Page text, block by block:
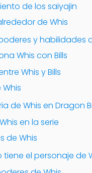
de los saiyajin
de Whis
y habilidades
Whis con Bills
Whis y Bills
de Whis en Dragon
en la serie
de Whis
el personaje de